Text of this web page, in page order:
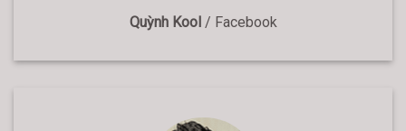
Quỳnh Kool / Facebook